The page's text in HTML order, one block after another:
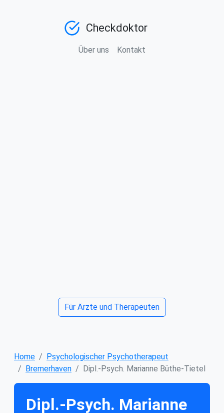
Checkdoktor
Über uns Kontakt
Für Ärzte und Therapeuten
Home
Psychologischer Psychotherapeut
Bremerhaven
Dipl.-Psych. Marianne Büthe-Tietel
Dipl.-Psych. Marianne